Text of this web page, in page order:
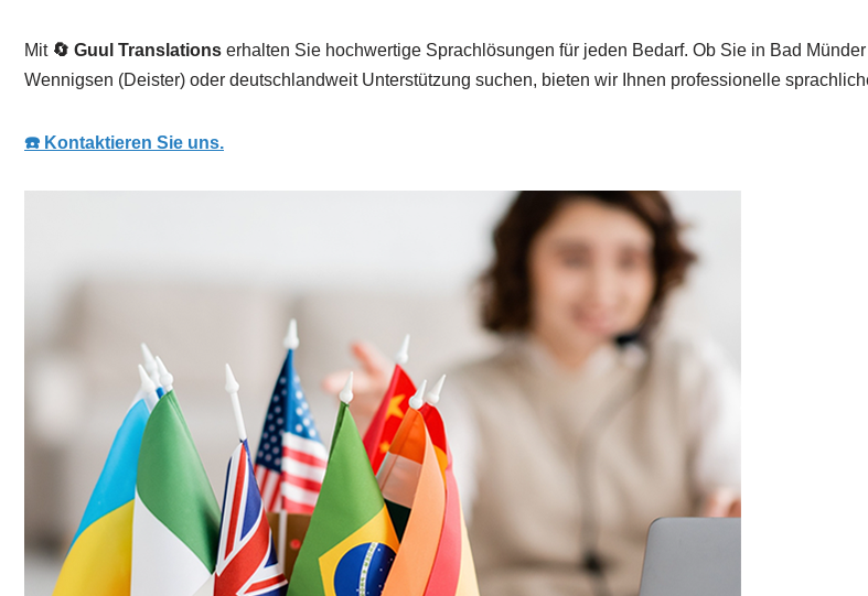
Mit 🔄 Guul Translations erhalten Sie hochwertige Sprachlösungen für jeden Bedarf. Ob Sie in Bad
Wennigsen (Deister) oder deutschlandweit Unterstützung suchen, bieten wir Ihnen professionelle
☎️ Kontaktieren Sie uns.